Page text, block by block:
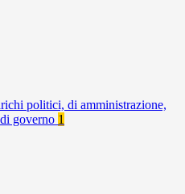
politici, di amministrazione,
governo 1